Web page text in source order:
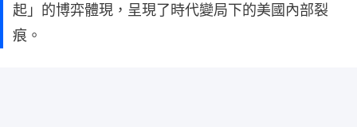
起」的博弈體現，呈現了時代變局下的美國內部裂
痕。